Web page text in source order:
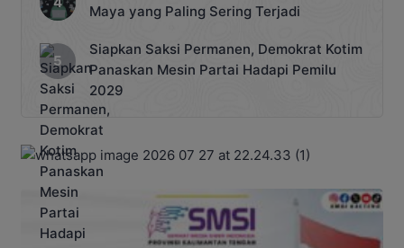
Maya yang Paling Sering Terjadi
Siapkan Saksi Permanen, Demokrat Kotim
Panaskan Mesin Partai Hadapi Pemilu
2029